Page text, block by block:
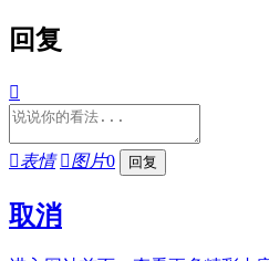
回复

表情 图片0
取消